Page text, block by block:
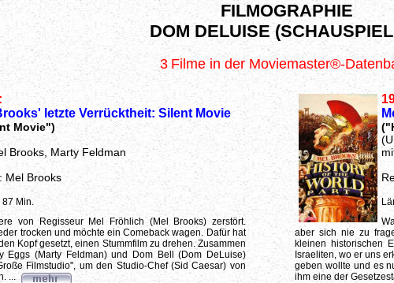
FILMOGRAPHIE
DOM DELUISE
3 Filme in der Moviemaster®-
letzte Verrücktheit: Silent Movie
Movie")
Brooks, Marty Feldman
Mel Brooks
87 Min.
von Regisseur Mel Fröhlich (Mel Brooks) zerstört.
trocken und möchte ein Comeback wagen. Dafür hat
Kopf gesetzt, einen Stummfilm zu drehen. Zusammen
Eggs (Marty Feldman) und Dom Bell (Dom DeLuise)
Filmstudio", um den Studio-Chef (Sid Caesar) von
...
aber sich nie zu
kleinen historischen
Israeliten, wo er uns
geben wollte und es
ihm eine der